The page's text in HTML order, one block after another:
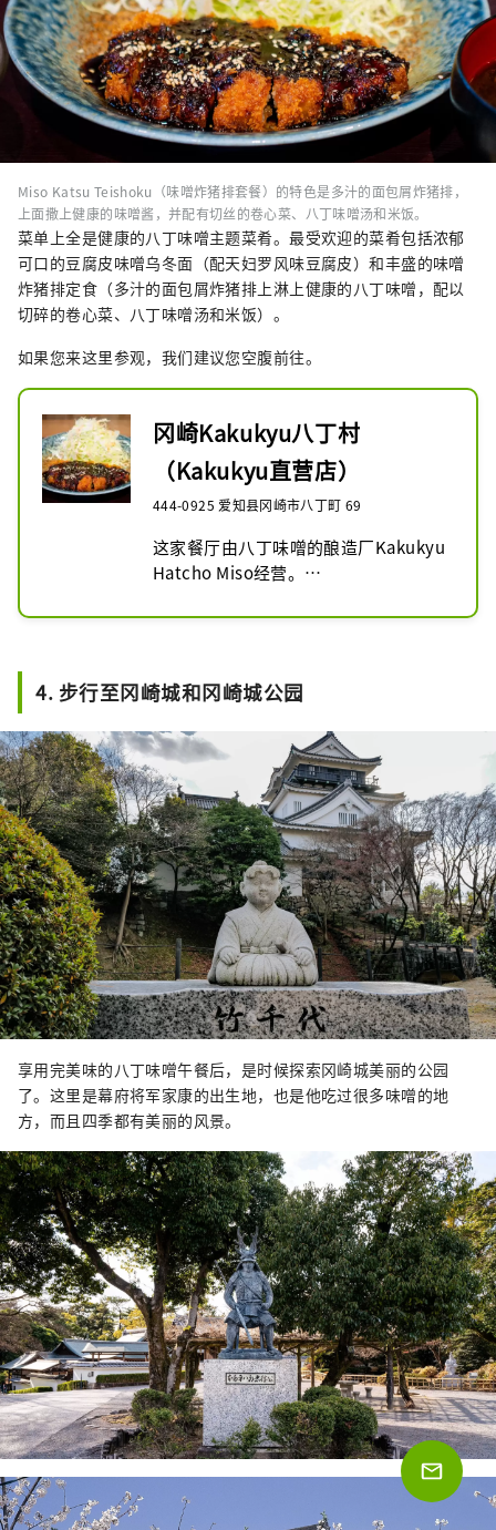
Miso Katsu Teishoku（味噌炸猪排套餐）的特色是多汁的面包屑炸猪排，
上面撒上健康的味噌酱，并配有切丝的卷心菜、八丁味噌汤和米饭。
菜单上全是健康的八丁味噌主题菜肴。最受欢迎的菜肴包括浓郁
可口的豆腐皮味噌乌冬面（配天妇罗风味豆腐皮）和丰盛的味噌
炸猪排定食（多汁的面包屑炸猪排上淋上健康的八丁味噌，配以
切碎的卷心菜、八丁味噌汤和米饭）。
如果您来这里参观，我们建议您空腹前往。
冈崎Kakukyu八丁村
（Kakukyu直营店）
444-0925 爱知县冈崎市八丁町 69
这家餐厅由八丁味噌的酿造厂Kakukyu
Hatcho Miso经营。
工厂时顺便去看看。
4. 步行至冈崎城和冈崎城公园
享用完美味的八丁味噌午餐后，是时候探索冈崎城美丽的公园
了。这里是幕府将军家康的出生地，也是他吃过很多味噌的地
方，而且四季都有美丽的风景。